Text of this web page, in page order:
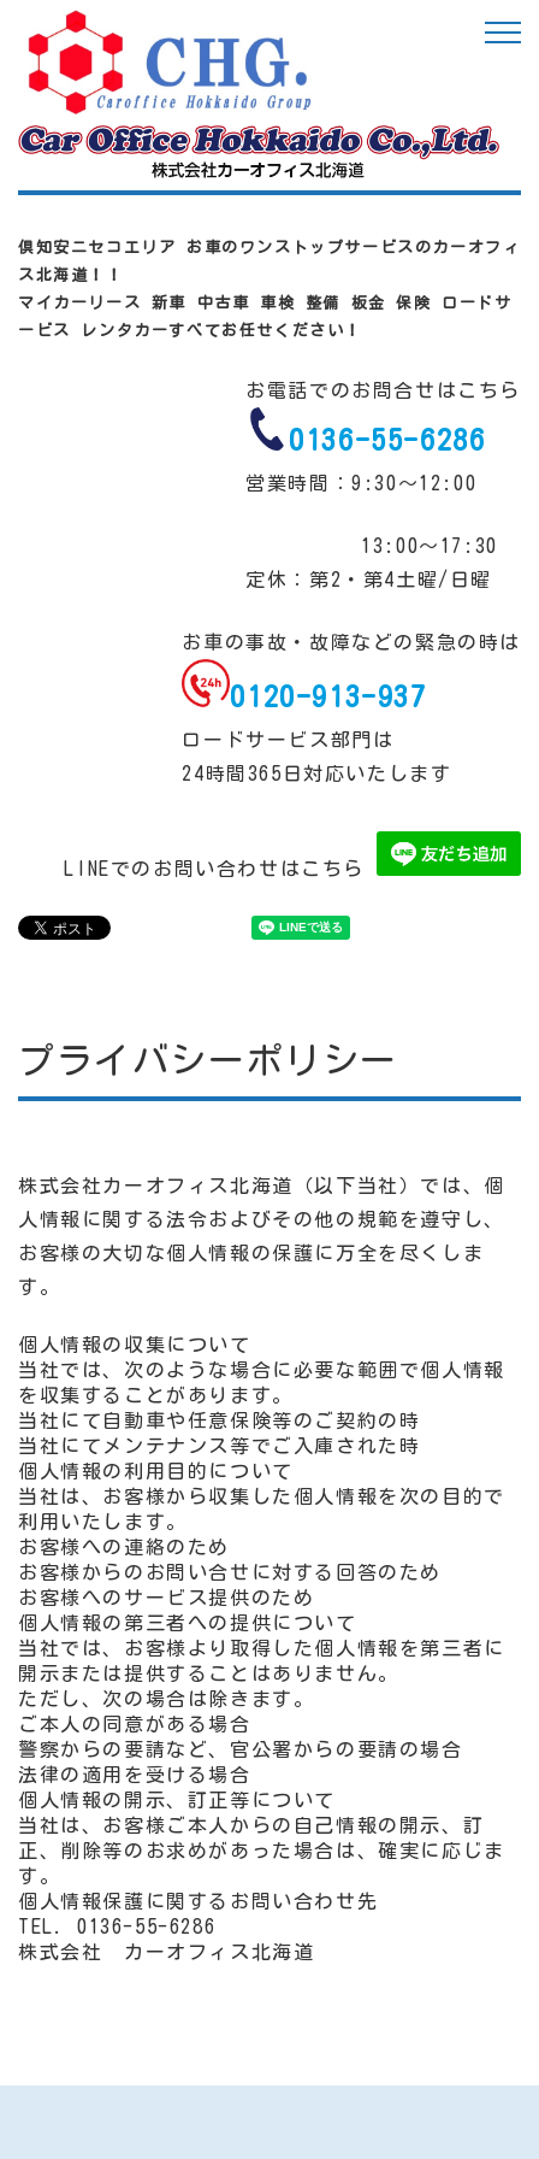
倶知安ニセコエリア お車のワンストップサービスのカーオフィ
ス北海道！！
マイカーリース 新車 中古車 車検 整備 板金 保険 ロードサ
ービス レンタカーすべてお任せください！
お電話でのお問合せはこちら
0136-55-6286
営業時間：9:30～12:00
13:00～17:30
定休：第2・第4土曜/日曜
お車の事故・故障などの緊急の時は
0120-913-937
ロードサービス部門は
24時間365日対応いたします
LINEでのお問い合わせはこちら
プライバシーポリシー
株式会社カーオフィス北海道（以下当社）では、個
人情報に関する法令およびその他の規範を遵守し、
お客様の大切な個人情報の保護に万全を尽くしま
す。
個人情報の収集について
当社では、次のような場合に必要な範囲で個人情報
を収集することがあります。
当社にて自動車や任意保険等のご契約の時
当社にてメンテナンス等でご入庫された時
個人情報の利用目的について
当社は、お客様から収集した個人情報を次の目的で
利用いたします。
お客様への連絡のため
お客様からのお問い合せに対する回答のため
お客様へのサービス提供のため
個人情報の第三者への提供について
当社では、お客様より取得した個人情報を第三者に
開示または提供することはありません。
ただし、次の場合は除きます。
ご本人の同意がある場合
警察からの要請など、官公署からの要請の場合
法律の適用を受ける場合
個人情報の開示、訂正等について
当社は、お客様ご本人からの自己情報の開示、訂
正、削除等のお求めがあった場合は、確実に応じま
す。
個人情報保護に関するお問い合わせ先
TEL. 0136-55-6286
株式会社 カーオフィス北海道